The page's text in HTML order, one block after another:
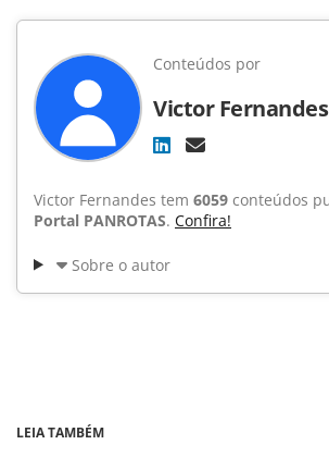
Conteúdos por
Victor Fernandes
Victor Fernandes tem 6059 conteúdos
Portal PANROTAS. Confira!
Sobre o autor
LEIA TAMBÉM